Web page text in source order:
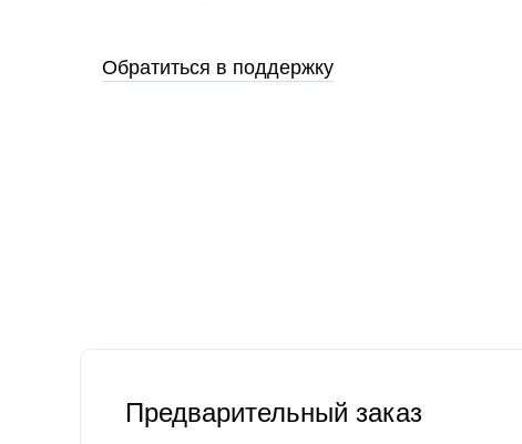
Обратиться в поддержку
Предварительный заказ